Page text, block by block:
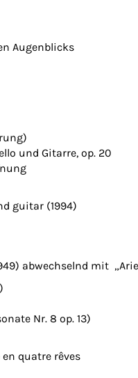
Augenblicks
und Gitarre, op. 20
guitar (1994)
abwechselnd mit
Nr. 8 op. 13)
quatre rêves